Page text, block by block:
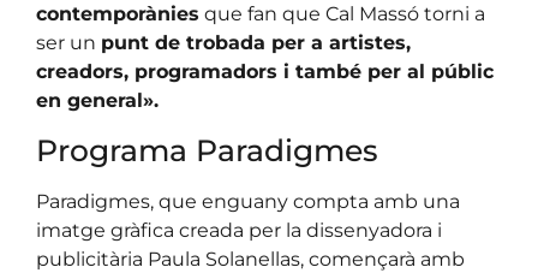
contemporànies que fan que Cal Massó torni a
ser un punt de trobada per a artistes,
creadors, programadors i també per al públic
en general».
Programa Paradigmes
Paradigmes, que enguany compta amb una
imatge gràfica creada per la dissenyadora i
publicitària Paula Solanellas, començarà amb